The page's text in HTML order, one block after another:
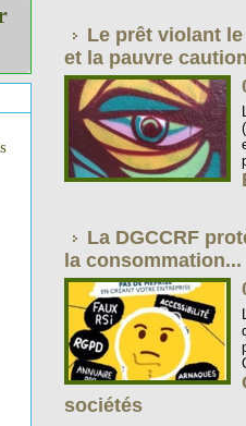
Le prêt violant
et la pauvre
La DGCCRF
la consommation...
sociétés